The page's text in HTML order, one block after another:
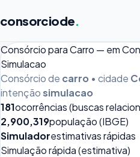
consorciode.
Consórcio para Carro — em
Simulacao
Consórcio de carro • cidade
intençãosimulacao
181ocorrências (buscas
2,900,319população (IBGE)
Simuladorestimativas rápidas
Simulação rápida (estimativa)